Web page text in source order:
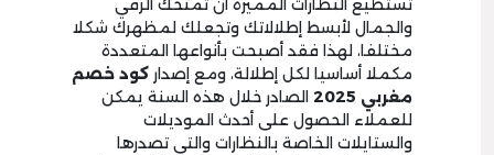
تستطيع النظارات المميزة أن تمنحك الرقي
والجمال لأبسط إطلالاتك وتجعلك لمظهرك شكلا
مختلفا، لهذا فقد أصبحت بأنواعها المتعددة
مكملا أساسيا لكل إطلالة، ومع إصدار كود خصم
مغربي 2025
الصادر خلال هذه السنة يمكن
للعملاء الحصول على أحدث الموديلات
والستايلات الخاصة بالنظارات والتي تصدرها